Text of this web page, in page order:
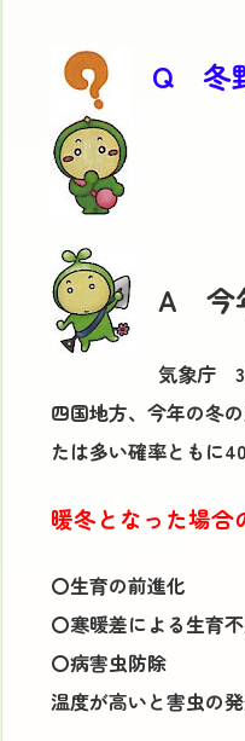
Q 冬
A 今
気象庁 3
四国地方、今年の冬
たは多い確率ともに
暖冬となった場合
〇生育の前進化
〇寒暖差による生育
〇病害虫防除
温度が高いと害虫の